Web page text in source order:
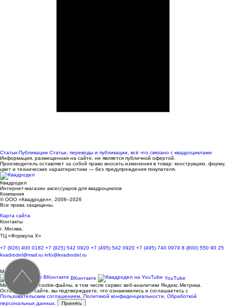
Статьи-Публикации Статьи, переводы и публикации, всё что связано с квадроциклами
Информация, размещенная на сайте, не является публичной офертой.
Производитель оставляет за собой право вносить изменения в товар: конструкцию, форму,
цвет и технические характеристики — без предупреждения покупателя.
Квадродел
Интернет-магазин аксессуаров для квадроциклов
Компания
© ООО «Квадродел», 2008–2026
Все права защищены.
Карта сайта
Контакты
г. Москва,
ТЦ «Формула Х»
+7 (926) 400 0182 +7 (925) 542 0920 +7 (495) 542 0920 +7 (495) 740 0979 8 (800) 550 90 25
kvadrodel@mail.ru info@kvadrodel.ru
Мы в сети
ВКонтакте
YouTube
Мы используем cookie-файлы, в том числе сервис веб-аналитики Яндекс.Метрика.
Оставаясь на сайте, вы подтверждаете, что ознакомились и соглашаетесь с
Пользовательским соглашением, Политикой конфиденциальности, Обработкой
персональных данных. Принять